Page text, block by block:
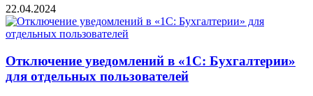
22.04.2024
Отключение уведомлений в «1С: Бухгалтерии»
для отдельных пользователей